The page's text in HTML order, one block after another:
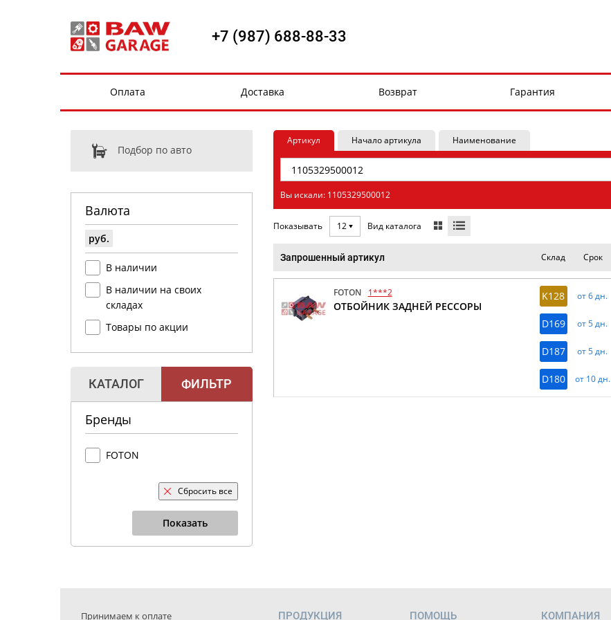
+7 (987) 688-88-33
Оплата Доставка Возврат Гарантия
Подбор по авто
Валюта
руб.
В наличии
В наличии на своих
складах
Товары по акции
КАТАЛОГ ФИЛЬТР
Бренды
FOTON
Сбросить все
Показать
Артикул Начало артикула Наименование
Вы искали: 1105329500012
Показывать 12 Вид каталога
Запрошенный артикул Склад Срок
FOTON 1***2
ОТБОЙНИК ЗАДНЕЙ РЕССОРЫ
K128 от 6 дн.
D169 от 5 дн.
D187 от 5 дн.
D180 от 10 дн.
Принимаем к оплате ПРОДУКЦИЯ ПОМОЩЬ КОМПАНИЯ